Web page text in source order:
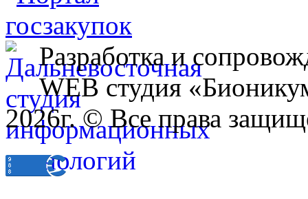
Разработка и
WEB студия
2026г. © Все права